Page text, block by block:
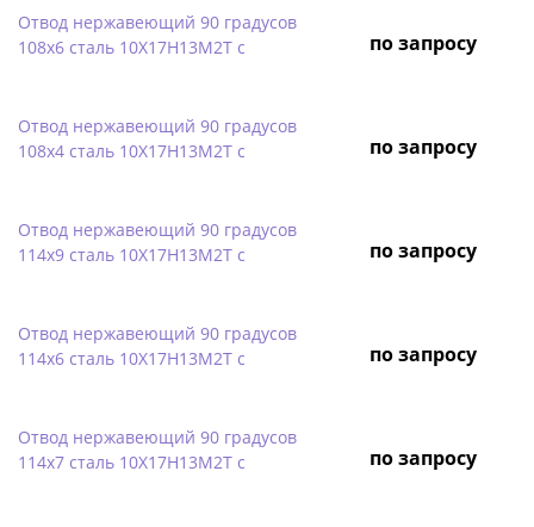
Отвод нержавеющий 90 градусов
108х6 сталь 10Х17Н13М2Т с
по запросу
Отвод нержавеющий 90 градусов
108х4 сталь 10Х17Н13М2Т с
по запросу
Отвод нержавеющий 90 градусов
114х9 сталь 10Х17Н13М2Т с
по запросу
Отвод нержавеющий 90 градусов
114х6 сталь 10Х17Н13М2Т с
по запросу
Отвод нержавеющий 90 градусов
114х7 сталь 10Х17Н13М2Т с
по запросу